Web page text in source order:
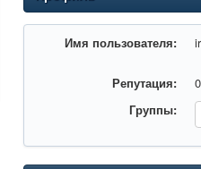
Имя пользователя:
Репутация:
0
Группы: